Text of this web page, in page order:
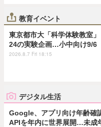
教育イベント
東京都市大「科学体験教室」
24の実験企画…小中向け9/6
2026.8.7 Fri 18:15
デジタル生活
Google、アプリ向け年齢確
APIを年内に世界展開…未成